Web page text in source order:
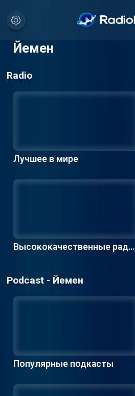
Йемен
Radio
Лучшее в мире
Высококачественные радио
Podcast - Йемен
Популярные подкасты